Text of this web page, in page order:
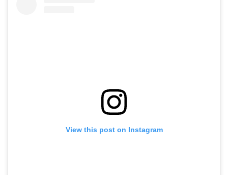
View this post on Instagram